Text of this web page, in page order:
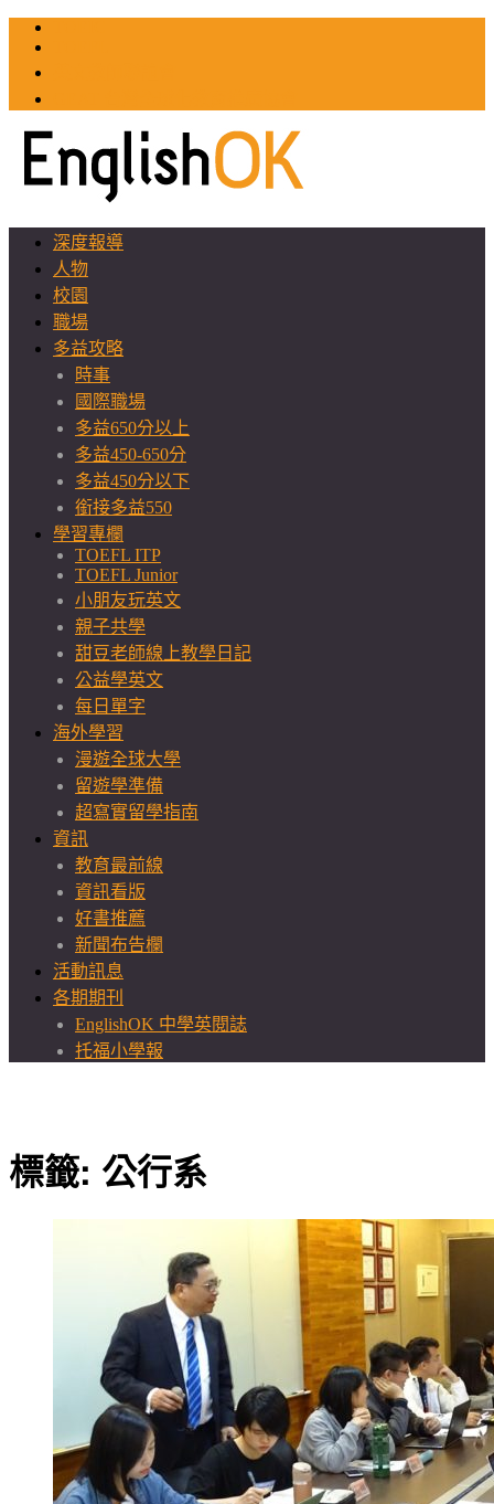
深度報導
人物
校園
職場
多益攻略
時事
國際職場
多益650分以上
多益450-650分
多益450分以下
銜接多益550
學習專欄
TOEFL ITP
TOEFL Junior
小朋友玩英文
親子共學
甜豆老師線上教學日記
公益學英文
每日單字
海外學習
漫遊全球大學
留遊學準備
超寫實留學指南
資訊
教育最前線
資訊看版
好書推薦
新聞布告欄
活動訊息
各期期刊
EnglishOK 中學英閱誌
托福小學報
標籤: 公行系